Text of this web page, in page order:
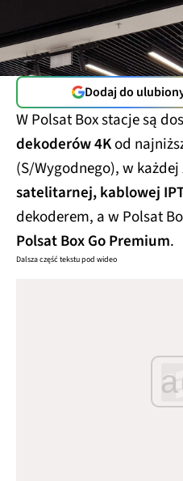
Dodaj do
W Polsat Box stacje są
dekoderów 4Kod
(S/Wygodnego), w
satelitarnej, kablowej
dekoderem, a w Polsat
Polsat Box Go Premium.
Dalsza część tekstu pod wideo